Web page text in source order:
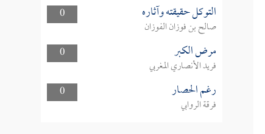
0
التوكل حقيقته وآثاره
صالح بن فوزان الفوزان
0
مرض الكبر
فريد الأنصاري المغربي
0
رغم الحصار
فرقة الروابي